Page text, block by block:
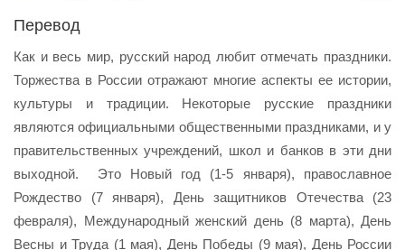
Перевод
Как и весь мир, русский народ любит отмечать праздники.
Торжества в России отражают многие аспекты ее истории,
культуры и традиции. Некоторые русские праздники
являются официальными общественными праздниками, и у
правительственных учреждений, школ и банков в эти дни
выходной. Это Новый год (1-5 января), православное
Рождество (7 января), День защитников Отечества (23
февраля), Международный женский день (8 марта), День
Весны и Труда (1 мая), День Победы (9 мая), День России